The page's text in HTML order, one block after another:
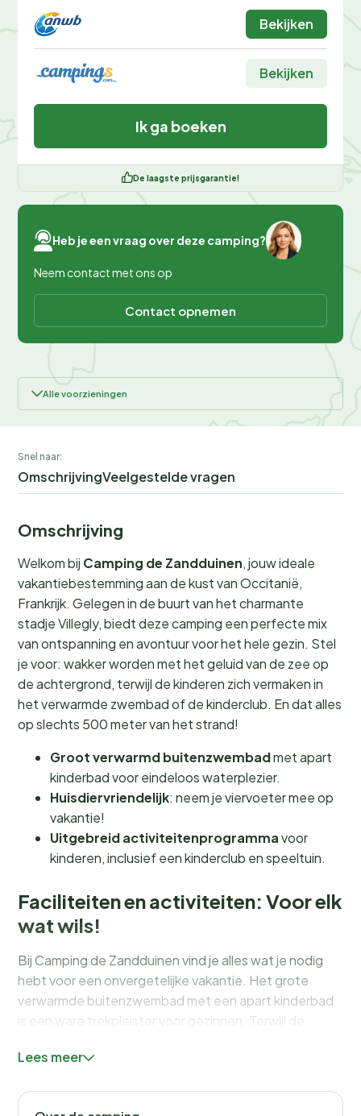
Bekijken
Bekijken
Ik ga boeken
De laagste prijsgarantie!
Heb je een vraag over deze camping?
Neem contact met ons op
Contact opnemen
Alle voorzieningen
Snel naar:
OmschrijvingVeelgestelde vragen
Omschrijving
Welkom bij Camping de Zandduinen, jouw ideale
vakantiebestemming aan de kust van Occitanië,
Frankrijk. Gelegen in de buurt van het charmante
stadje Villegly, biedt deze camping een perfecte mix
van ontspanning en avontuur voor het hele gezin. Stel
je voor: wakker worden met het geluid van de zee op
de achtergrond, terwijl de kinderen zich vermaken in
het verwarmde zwembad of de kinderclub. En dat alles
op slechts 500 meter van het strand!
Groot verwarmd buitenzwembadmet apart
kinderbad voor eindeloos waterplezier.
Huisdiervriendelijk: neem je viervoeter mee op
vakantie!
Uitgebreid activiteitenprogrammavoor
kinderen, inclusief een kinderclub en speeltuin.
Faciliteiten en activiteiten: Voor elk
wat wils!
Bij Camping de Zandduinen vind je alles wat je nodig
hebt voor een onvergetelijke vakantie. Het grote
verwarmde buitenzwembad met een apart kinderbad
is een ware trekpleister voor gezinnen. Terwijl de
een ligstoel met een goed boek. Voor de avontuurlijke
beachvolleybal en watersporten op het nabijgelegen
Lees meer